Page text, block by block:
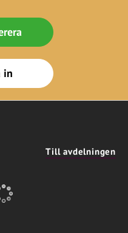
in
Till avdelningen